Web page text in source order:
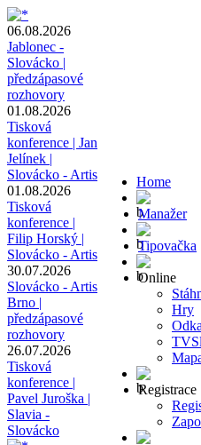
06.08.2026
Jablonec -
Slovácko |
předzápasové
rozhovory
01.08.2026
Tisková
konference | Jan
Jelínek |
Slovácko - Artis
01.08.2026
Tisková
konference |
Filip Horský |
Slovácko - Artis
30.07.2026
Slovácko - Artis
Brno |
předzápasové
rozhovory
26.07.2026
Tisková
konference |
Pavel Juroška |
Slavia -
Slovácko
Home
Manažer
Tipovačka
Online
Hry
Registrace